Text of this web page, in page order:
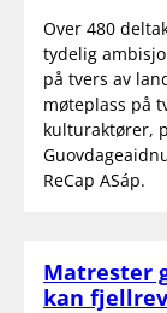
Over 480
tydelig
på tvers av
møteplass på
kulturaktører,
ReCap ASáp.
Matrester
kan